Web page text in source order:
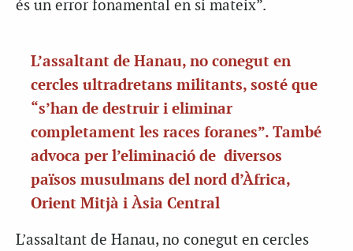
és un error fonamental en si mateix”.
L’assaltant de Hanau, no conegut en
cercles ultradretans militants, sosté que
“s’han de destruir i eliminar
completament les races foranes”. També
advoca per l’eliminació de diversos
països musulmans del nord d’Àfrica,
Orient Mitjà i Àsia Central
L’assaltant de Hanau, no conegut en cercles